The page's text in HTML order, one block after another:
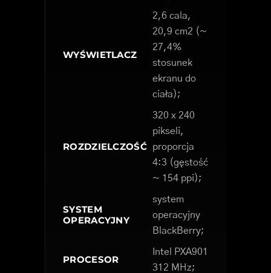
WYŚWIETLACZ
2,6 cala,
20,9 cm2 (~
27,4%
stosunek
ekranu do
ciała);
ROZDZIELCZOŚĆ
320 x 240
pikseli,
proporcja
4:3 (gęstość
~ 154 ppi);
SYSTEM
OPERACYJNY
system
operacyjny
BlackBerry;
PROCESOR
Intel PXA901
312 MHz;